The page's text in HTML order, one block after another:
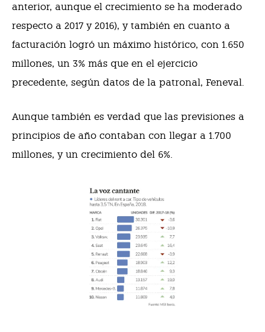
anterior, aunque el crecimiento se ha moderado
respecto a 2017 y 2016), y también en cuanto a
facturación logró un máximo histórico, con 1.650
millones, un 3% más que en el ejercicio
precedente, según datos de la patronal, Feneval.
Aunque también es verdad que las previsiones a
principios de año contaban con llegar a 1.700
millones, y un crecimiento del 6%.